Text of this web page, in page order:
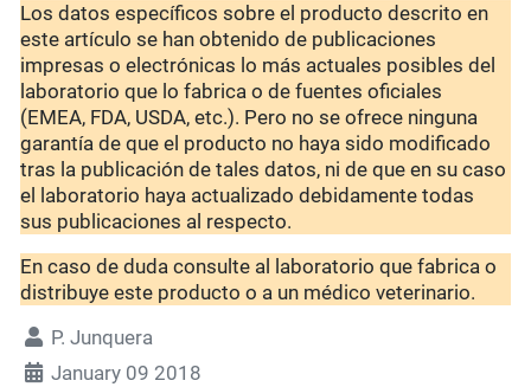
Los datos específicos sobre el producto descrito en
este artículo se han obtenido de publicaciones
impresas o electrónicas lo más actuales posibles del
laboratorio que lo fabrica o de fuentes oficiales
(EMEA, FDA, USDA, etc.). Pero no se ofrece ninguna
garantía de que el producto no haya sido modificado
tras la publicación de tales datos, ni de que en su caso
el laboratorio haya actualizado debidamente todas
sus publicaciones al respecto.
En caso de duda consulte al laboratorio que fabrica o
distribuye este producto o a un médico veterinario.
P. Junquera
January 09 2018